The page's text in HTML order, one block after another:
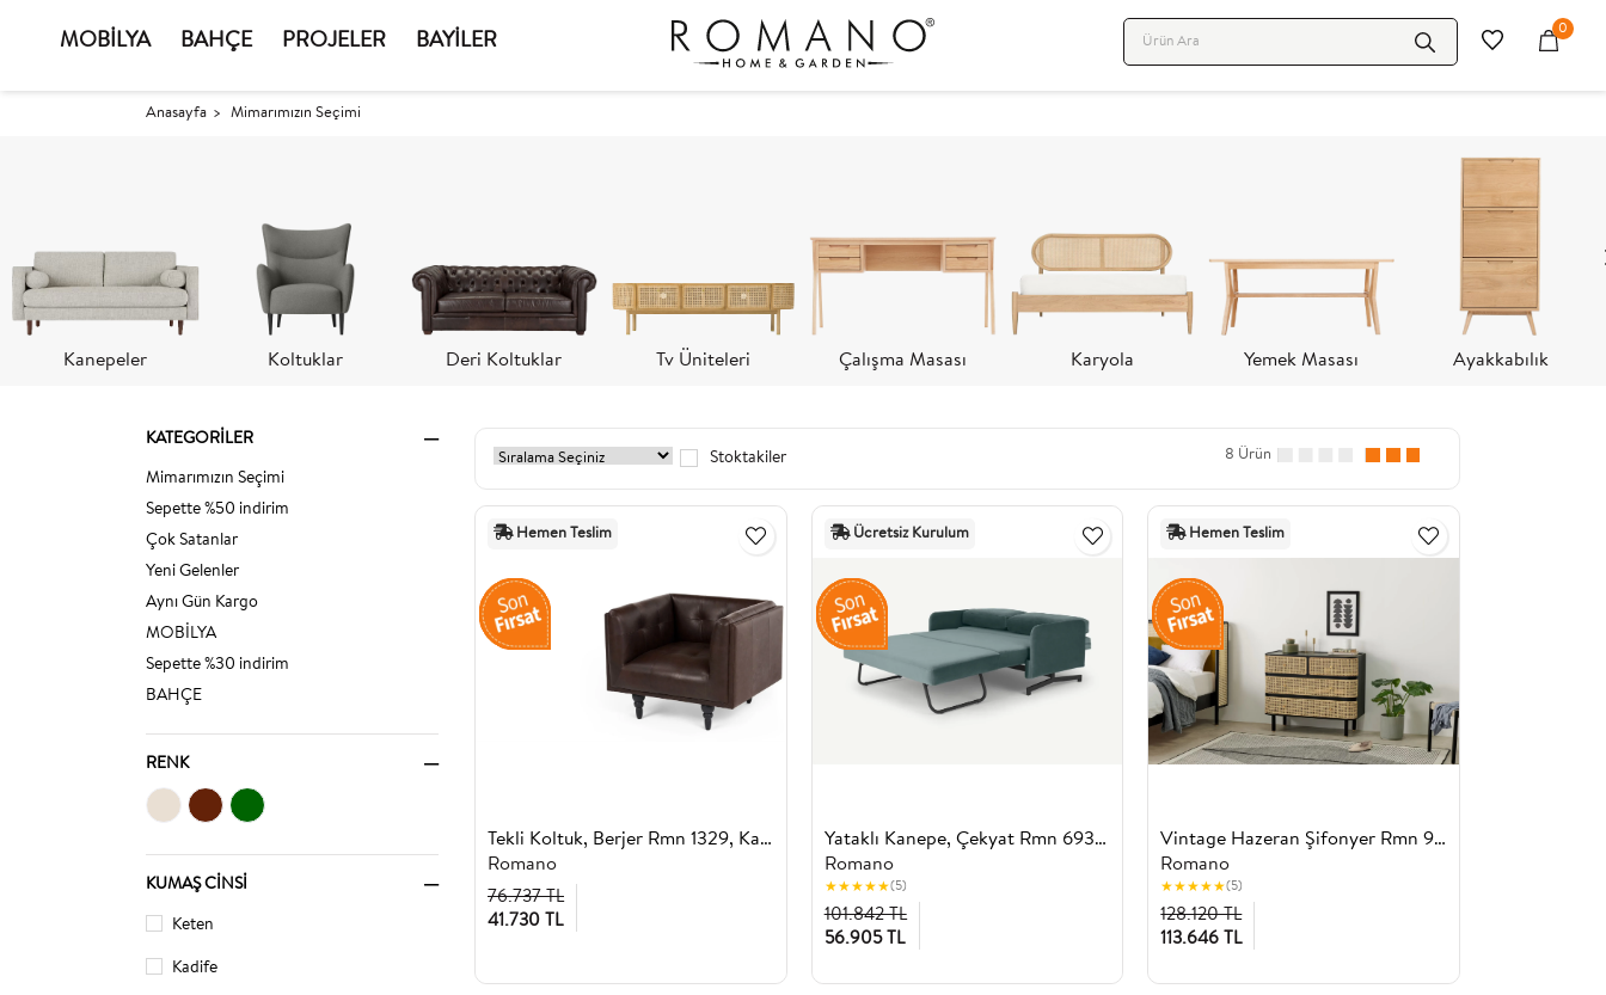
MOBİLYA BAHÇE PROJELER BAYİLER
0
Anasayfa Mimarımızın Seçimi
Kanepeler Koltuklar Deri Koltuklar Tv Üniteleri Çalışma Masası Karyola Yemek Masası Ayakkabılık
KATEGORILER
Mimarımızın Seçimi
Sepette %50 indirim
Çok Satanlar
Yeni Gelenler
Aynı Gün Kargo
MOBİLYA
Sepette %30 indirim
BAHÇE
RENK
KUMAŞ CINSI
Keten
Kadife
Stoktakiler 8 Ürün
Tekli Koltuk, Berjer Rmn 1329, Kahverengi
Romano
41.730 TL
76.737 TL
Hemen Teslim
Yataklı Kanepe, Çekyat Rmn 6934, Yeşil
Romano
★★★★★(5)
56.905 TL
101.842 TL
Ücretsiz Kurulum
Vintage Hazeran Şifonyer Rmn 9101, Meşe Ağacı & Siyah
Romano
★★★★★(5)
113.646 TL
128.120 TL
Hemen Teslim